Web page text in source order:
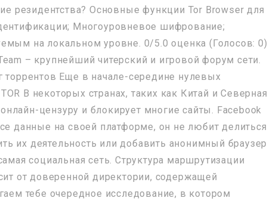
резидентства? Основные функции Tor Browser для
Многоуровневое шифрование;
на локальном уровне. 0/5.0 оценка (Голосов: 0)
– крупнейший читерский и игровой форум сети.
торрентов Еще в начале-середине нулевых
В некоторых странах, таких как Китай и Северная
цензуру и блокирует многие сайты. Facebook
данные на своей платформе, он не любит делиться
их деятельность или добавить анонимный браузер
социальная сеть. Структура маршрутизации
от доверенной директории, содержащей
тебе очередное исследование, в котором